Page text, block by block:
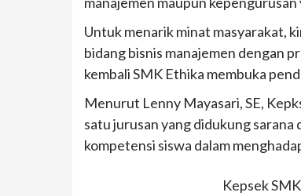
Untuk menarik minat masyarakat,
bidang bisnis manajemen dengan
kembali SMK Ethika membuka
Menurut Lenny Mayasari, SE,
satu jurusan yang didukung
kompetensi siswa dalam
Kepsek